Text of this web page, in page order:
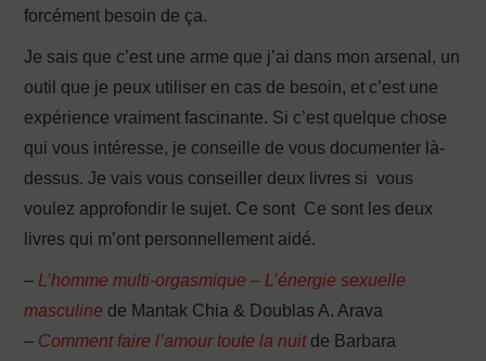
forcément besoin de ça.
Je sais que c’est une arme que j’ai dans mon arsenal, un
outil que je peux utiliser en cas de besoin, et c’est une
expérience vraiment fascinante. Si c’est quelque chose
qui vous intéresse, je conseille de vous documenter là-
dessus. Je vais vous conseiller deux livres si vous
voulez approfondir le sujet. Ce sont Ce sont les deux
livres qui m’ont personnellement aidé.
– L’homme multi-orgasmique – L’énergie sexuelle
masculine de Mantak Chia & Doublas A. Arava
– Comment faire l’amour toute la nuitde Barbara